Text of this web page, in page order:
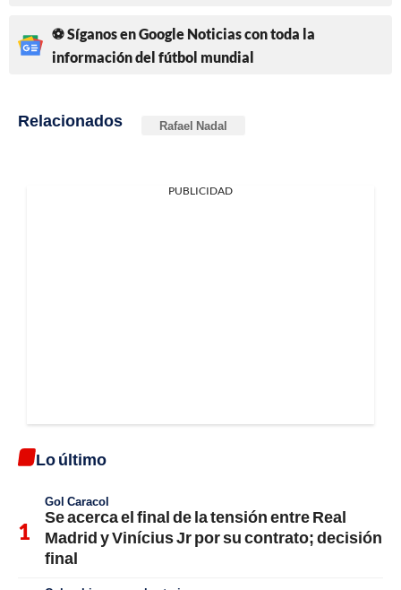
⚽ Síganos en Google Noticias con toda la
información del fútbol mundial
Relacionados Rafael Nadal
PUBLICIDAD
Lo último
Gol Caracol
Se acerca el final de la tensión entre Real
Madrid y Vinícius Jr por su contrato; decisión
final